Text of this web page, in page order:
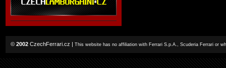
© 2002 CzechFerrari.cz | This website has no affiliation with Ferrari S.p.A., Scuderia Ferrari or